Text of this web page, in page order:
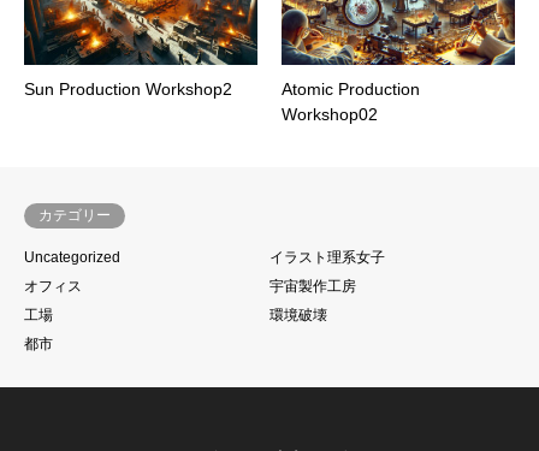
Sun Production Workshop2
Atomic Production
Workshop02
カテゴリー
Uncategorized
イラスト理系女子
オフィス
宇宙製作工房
工場
環境破壊
都市